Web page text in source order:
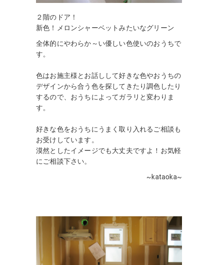
２階のドア！
新色！メロンシャーベットみたいなグリーン
全体的にやわらか～い優しい色使いのおうちで
す。
色はお施主様とお話しして好きな色やおうちの
デザインから合う色を探してきたり調色したり
するので、おうちによってガラリと変わりま
す。
好きな色をおうちにうまく取り入れるご相談も
お受けしています。
漠然としたイメージでも大丈夫ですよ！お気軽
にご相談下さい。
~kataoka~